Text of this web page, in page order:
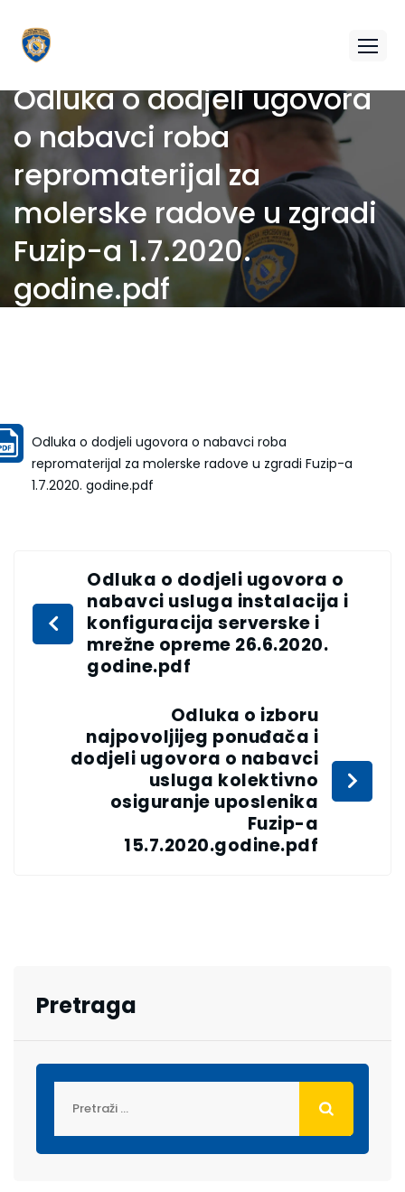
Odluka o dodjeli ugovora
o nabavci roba
repromaterijal za
molerske radove u zgradi
Fuzip-a 1.7.2020.
godine.pdf
Odluka o dodjeli ugovora o nabavci roba
repromaterijal za molerske radove u zgradi Fuzip-a
1.7.2020. godine.pdf
Odluka o dodjeli ugovora o
nabavci usluga instalacija i
konfiguracija serverske i
mrežne opreme 26.6.2020.
godine.pdf
Odluka o izboru
najpovoljijeg ponuđača i
dodjeli ugovora o nabavci
usluga kolektivno
osiguranje uposlenika
Fuzip-a
15.7.2020.godine.pdf
Pretraga